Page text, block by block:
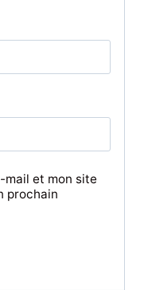
mail et mon site
prochain